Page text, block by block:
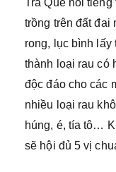
Trà Quế nổi
trồng trên đất đai
rong, lục bình
thành loại rau có
độc đáo cho các
nhiều loại rau
húng, é, tía tô…
sẽ hội đủ 5 vị